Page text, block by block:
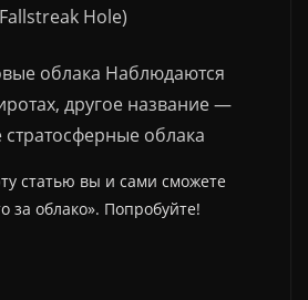
Hole)
облака Наблюдаются
другое название —
облака
статью вы и сами сможете
за облако». Попробуйте!